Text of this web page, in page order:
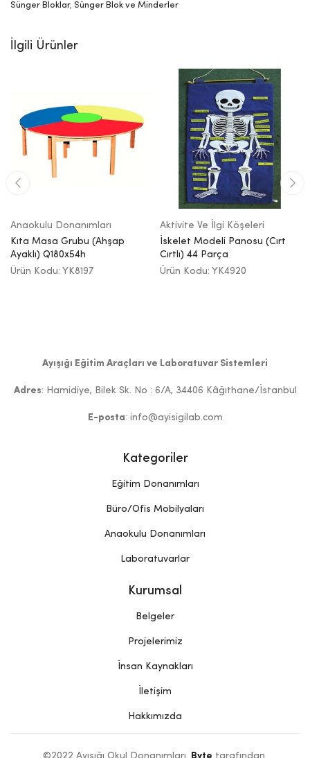
Sünger Bloklar, Sünger Blok ve Minderler
İlgili Ürünler
Anaokulu Donanımları
Kıta Masa Grubu (Ahşap
Ayaklı) Q180x54h
Ürün Kodu: YK8197
Aktivite Ve İlgi Köşeleri
İskelet Modeli Panosu (Cırt
Cırtlı) 44 Parça
Ürün Kodu: YK4920
Ayışığı Eğitim Araçları ve Laboratuvar Sistemleri
Adres: Hamidiye, Bilek Sk. No : 6/A, 34406 Kâğıthane/İstanbul
E-posta: info@ayisigilab.com
Kategoriler
Eğitim Donanımları
Büro/Ofis Mobilyaları
Anaokulu Donanımları
Laboratuvarlar
Kurumsal
Belgeler
Projelerimiz
İnsan Kaynakları
İletişim
Hakkımızda